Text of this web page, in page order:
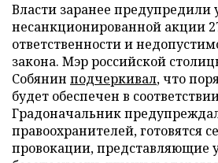
Власти заранее предупредили
несанкционированной акции
ответственности и
закона. Мэр российской
Собянин подчеркивал, что
будет обеспечен в
Градоначальник
правоохранителей, готовятся
провокации, представляющие